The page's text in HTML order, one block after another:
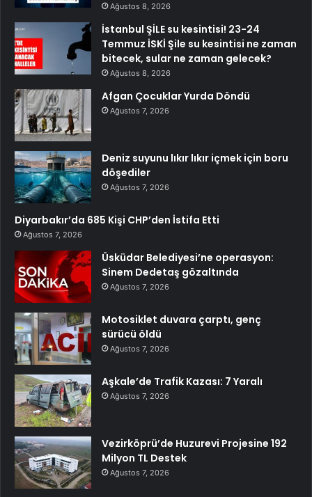
Ağustos 8, 2026
İstanbul ŞİLE su kesintisi! 23-24
Temmuz İSKİ Şile su kesintisi ne zaman
bitecek, sular ne zaman gelecek?
Ağustos 8, 2026
Afgan Çocuklar Yurda Döndü
Ağustos 7, 2026
Deniz suyunu lıkır lıkır içmek için boru
döşediler
Ağustos 7, 2026
Diyarbakır’da 685 Kişi CHP’den İstifa Etti
Ağustos 7, 2026
Üsküdar Belediyesi’ne operasyon:
Sinem Dedetaş gözaltında
Ağustos 7, 2026
Motosiklet duvara çarptı, genç
sürücü öldü
Ağustos 7, 2026
Aşkale’de Trafik Kazası: 7 Yaralı
Ağustos 7, 2026
Vezirköprü’de Huzurevi Projesine 192
Milyon TL Destek
Ağustos 7, 2026